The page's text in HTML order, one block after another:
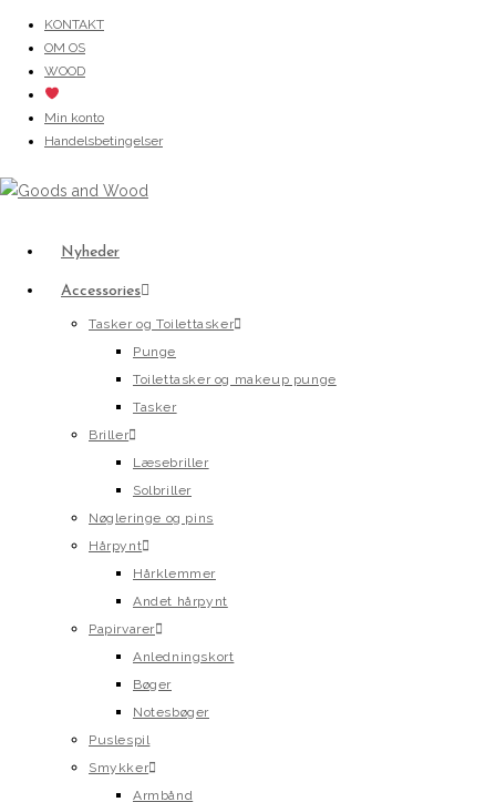
content
KONTAKT
OM OS
WOOD
Min konto
Handelsbetingelser
Nyheder
Accessories
Tasker og Toilettasker
Punge
Toilettasker og makeup punge
Tasker
Briller
Læsebriller
Solbriller
Nøgleringe og pins
Hårpynt
Hårklemmer
Andet hårpynt
Papirvarer
Anledningskort
Bøger
Notesbøger
Puslespil
Smykker
Armbånd